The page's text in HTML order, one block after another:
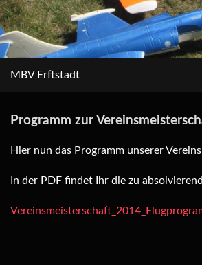
MBV Erftstadt
Programm zur
Hier nun das Programm unserer
In der PDF findet Ihr die zu